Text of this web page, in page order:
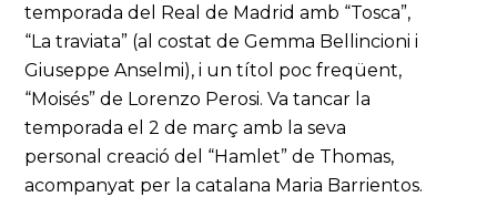
temporada del Real de Madrid amb “Tosca”,
“La traviata” (al costat de Gemma Bellincioni i
Giuseppe Anselmi), i un títol poc freqüent,
“Moisés” de Lorenzo Perosi. Va tancar la
temporada el 2 de març amb la seva
personal creació del “Hamlet” de Thomas,
acompanyat per la catalana Maria Barrientos.